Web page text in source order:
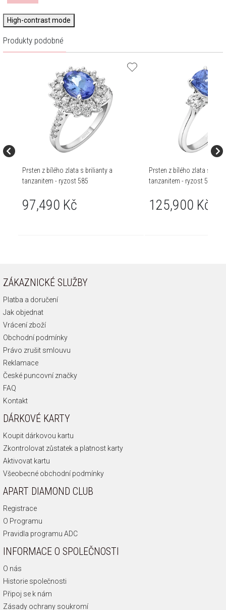
High-contrast mode
Produkty podobné
Prsten z bílého zlata s brilianty a
tanzanitem - ryzost 585
97,490 Kč
Prsten z bílého zlata s
tanzanitem - ryzost 585
125,900 Kč
ZÁKAZNICKÉ SLUŽBY
Platba a doručení
Jak objednat
Vrácení zboží
Obchodní podmínky
Právo zrušit smlouvu
Reklamace
České puncovní značky
FAQ
Kontakt
DÁRKOVÉ KARTY
Koupit dárkovou kartu
Zkontrolovat zůstatek a platnost karty
Aktivovat kartu
Všeobecné obchodní podmínky
APART DIAMOND CLUB
Registrace
O Programu
Pravidla programu ADC
INFORMACE O SPOLEČNOSTI
O nás
Historie společnosti
Připoj se k nám
Zásady ochrany soukromí